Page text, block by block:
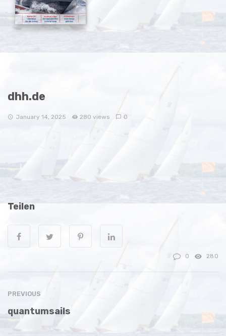
dhh.de
January 14, 2025 280 views 0
Teilen
0 280
PREVIOUS
quantumsails